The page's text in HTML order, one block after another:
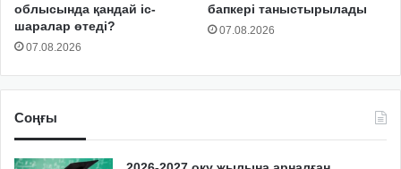
облысында қандай іс-
шаралар өтеді?
07.08.2026
бапкері таныстырылады
07.08.2026
Соңғы